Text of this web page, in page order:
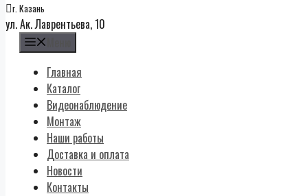
г. Казань
ул. Ак. Лаврентьева, 10
Главная
Каталог
Видеонаблюдение
Монтаж
Наши работы
Доставка и оплата
Новости
Контакты